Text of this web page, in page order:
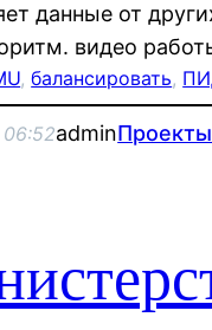
данные от
видео
, балансировать,
06:52admin